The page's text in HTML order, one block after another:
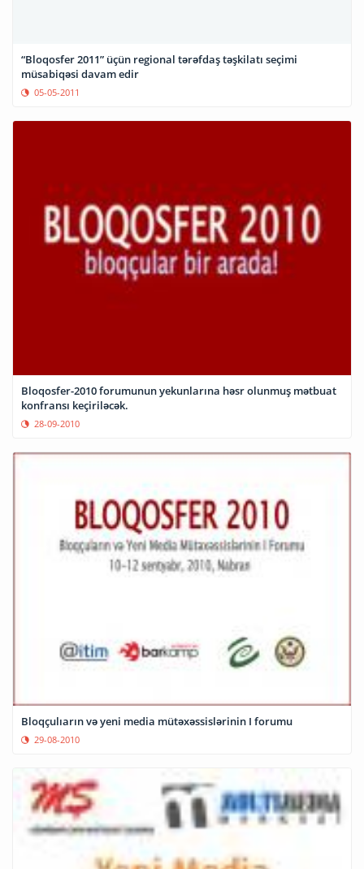
“Bloqosfer 2011” üçün regional tərəfdaş təşkilatı seçimi
müsabiqəsi davam edir
05-05-2011
Bloqosfer-2010 forumunun yekunlarına həsr olunmuş mətbuat
konfransı keçiriləcək.
28-09-2010
Bloqçulıarın və yeni media mütəxəssislərinin I forumu
29-08-2010